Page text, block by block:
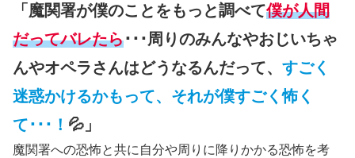
「魔関署が僕のことをもっと調べて僕が人間
だってバレたら･･･周りのみんなやおじいちゃ
んやオペラさんはどうなるんだって、 すごく
迷惑かけるかもって、それが僕すごく怖く
て･･･！ 💦」
魔関署への恐怖と共に自分や周りに降りかかる恐怖を考